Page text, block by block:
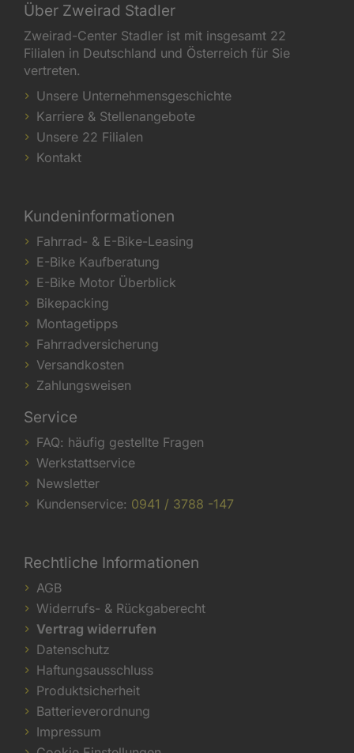
Über Zweirad Stadler
Zweirad-Center Stadler ist mit insgesamt 22
Filialen in Deutschland und Österreich für Sie
vertreten.
Unsere Unternehmensgeschichte
Karriere & Stellenangebote
Unsere 22 Filialen
Kontakt
Kundeninformationen
Fahrrad- & E-Bike-Leasing
E-Bike Kaufberatung
E-Bike Motor Überblick
Bikepacking
Montagetipps
Fahrradversicherung
Versandkosten
Zahlungsweisen
Service
FAQ: häufig gestellte Fragen
Werkstattservice
Newsletter
Kundenservice: 0941 / 3788 -147
Rechtliche Informationen
AGB
Widerrufs- & Rückgaberecht
Vertrag widerrufen
Datenschutz
Haftungsausschluss
Produktsicherheit
Batterieverordnung
Impressum